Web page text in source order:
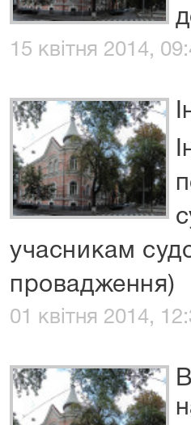
15 квітня 2014,
учасникам
провадження)
01 квітня 2014,